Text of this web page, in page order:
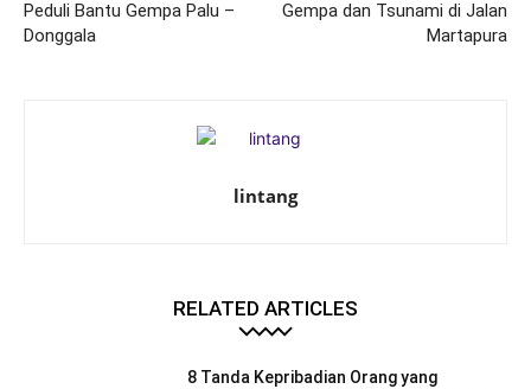
Peduli Bantu Gempa Palu –
Donggala
Gempa dan Tsunami di Jalan
Martapura
lintang
RELATED ARTICLES
8 Tanda Kepribadian Orang yang